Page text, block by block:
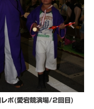
レポ(愛宕競演場/2回目)